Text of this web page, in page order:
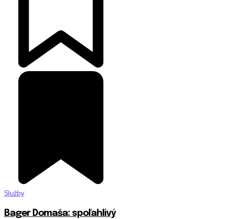
Služby
Bager Domaša: spoľahlivý